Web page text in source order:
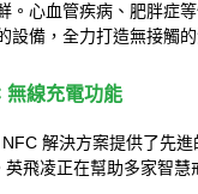
。心血管疾病、肥胖症
設備，全力打造無接觸
無線充電功能
解決方案提供了先
飛凌正在幫助多家智